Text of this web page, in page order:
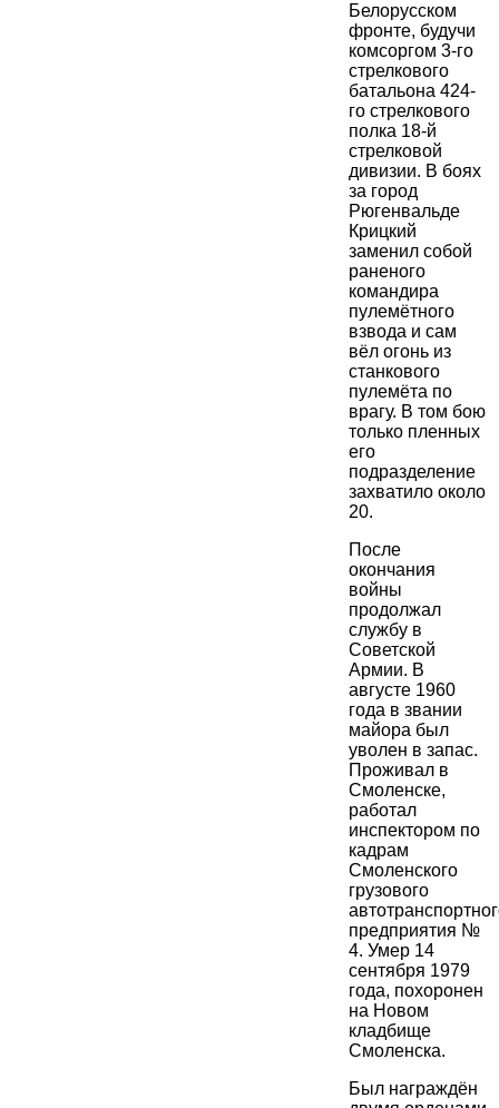
Белорусском
фронте, будучи
комсоргом 3-го
стрелкового
батальона 424-
го стрелкового
полка 18-й
стрелковой
дивизии. В боях
за город
Рюгенвальде
Крицкий
заменил собой
раненого
командира
пулемётного
взвода и сам
вёл огонь из
станкового
пулемёта по
врагу. В том бою
только пленных
его
подразделение
захватило около
20.
После
окончания
войны
продолжал
службу в
Советской
Армии. В
августе 1960
года в звании
майора был
уволен в запас.
Проживал в
Смоленске,
работал
инспектором по
кадрам
Смоленского
грузового
предприятия №
4. Умер 14
сентября 1979
года, похоронен
на Новом
кладбище
Смоленска.
Был награждён